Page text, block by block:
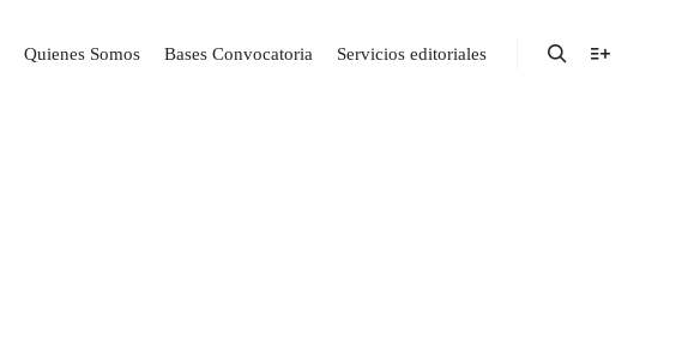
Quienes Somos Bases Convocatoria Servicios editoriales